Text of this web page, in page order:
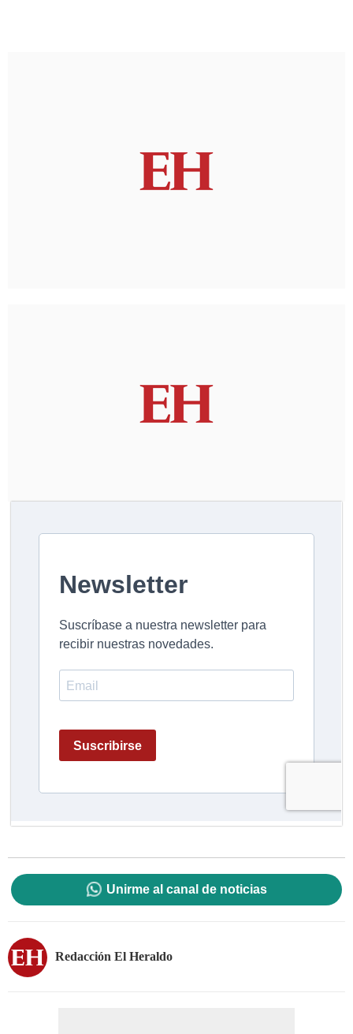
Unirme al canal de noticias
Redacción El Heraldo